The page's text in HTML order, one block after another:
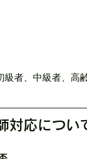
級者、中級者、高
対応につい